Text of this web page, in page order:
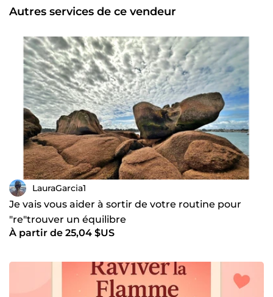
Autres services de ce vendeur
LauraGarcia1
Je vais vous aider à sortir de votre routine pour
"re"trouver un équilibre
À partir de 25,04 $US